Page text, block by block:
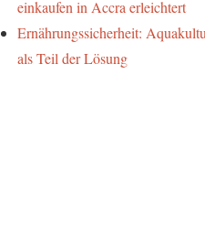
einkaufen in Accra erleichtert
Ernährungssicherheit:
als Teil der Lösung